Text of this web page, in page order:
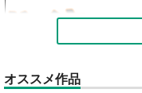
オススメ作品